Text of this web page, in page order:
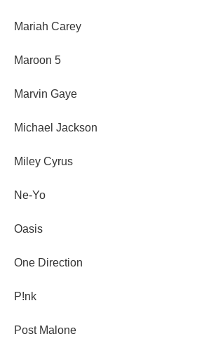
Mariah Carey
Maroon 5
Marvin Gaye
Michael Jackson
Miley Cyrus
Ne-Yo
Oasis
One Direction
P!nk
Post Malone